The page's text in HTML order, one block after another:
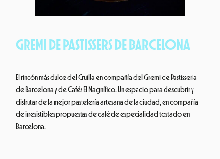
GREMI DE PASTISSERS DE BARCELONA
El rincón más dulce del Cruïlla en compañía del Gremi de Pastisseria
de Barcelona y de Cafés El Magnífico. Un espacio para descubrir y
disfrutar de la mejor pastelería artesana de la ciudad, en compañía
de irresistibles propuestas de café de especialidad tostado en
Barcelona.